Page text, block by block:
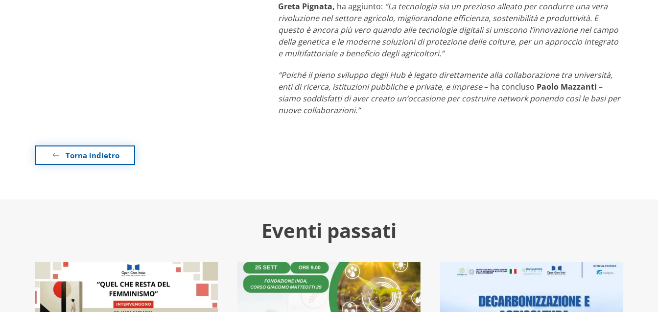
Greta Pignata, ha aggiunto: “La tecnologia sia un prezioso alleato per condurre una vera
rivoluzione nel settore agricolo, migliorandone efficienza, sostenibilità e produttività. E
questo è ancora più vero quando alle tecnologie digitali si uniscono l’innovazione nel campo
della genetica e le moderne soluzioni di protezione delle colture, per un approccio integrato
e multifattoriale a beneficio degli agricoltori.”
“Poiché il pieno sviluppo degli Hub è legato direttamente alla collaborazione tra università,
enti di ricerca, istituzioni pubbliche e private, e imprese– ha concluso Paolo Mazzanti –
siamo soddisfatti di aver creato un’occasione per costruire network ponendo così le basi per
nuove collaborazioni.”
Torna indietro
Eventi passati